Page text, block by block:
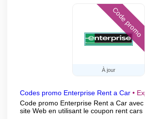
À jour
Code promo
Codes promo Enterprise Rent a Car •
Code promo Enterprise Rent a Car
site Web en utilisant le coupon rent cars